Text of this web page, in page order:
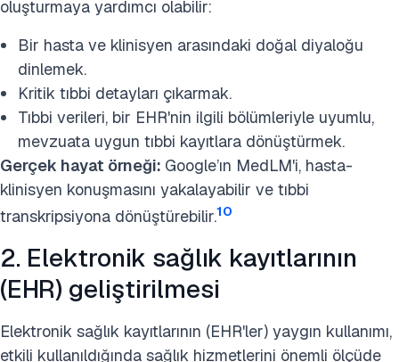
oluşturmaya yardımcı olabilir:
Bir hasta ve klinisyen arasındaki doğal diyaloğu
dinlemek.
Kritik tıbbi detayları çıkarmak.
Tıbbi verileri, bir EHR'nin ilgili bölümleriyle uyumlu,
mevzuata uygun tıbbi kayıtlara dönüştürmek.
Gerçek hayat örneği: Google’ın MedLM'i, hasta-
klinisyen konuşmasını yakalayabilir ve tıbbi
transkripsiyona dönüştürebilir.10
2. Elektronik sağlık kayıtlarının
(EHR) geliştirilmesi
Elektronik sağlık kayıtlarının (EHR'ler) yaygın kullanımı,
etkili kullanıldığında sağlık hizmetlerini önemli ölçüde